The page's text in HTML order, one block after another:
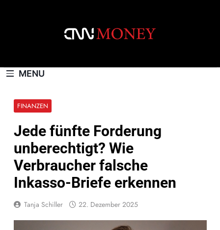
MENU
FINANZEN
Jede fünfte Forderung
unberechtigt? Wie
Verbraucher falsche
Inkasso-Briefe erkennen
Tanja Schiller 22. Dezember 2025